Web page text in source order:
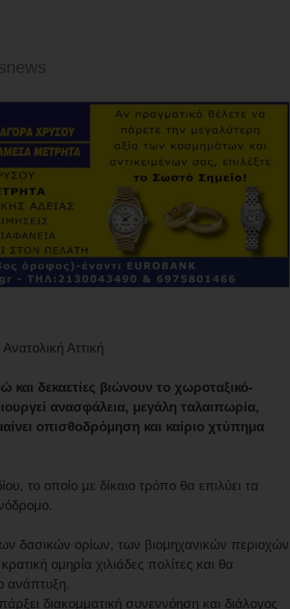
Αττική
και δεκαετίες βιώνουν το χωροταξικό-
ανασφάλεια, μεγάλη ταλαιπωρία,
οπισθοδρόμηση και καίριο χτύπημα
το οποίο με δίκαιο τρόπο θα επιλύει τα
δασικών ορίων, των βιομηχανικών περιοχών
ομηρία χιλιάδες πολίτες και θα
ανάπτυξη.
διακομματική συνεννόηση και διάλογος